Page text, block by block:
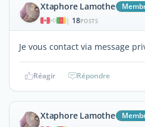
Xtaphore Lamothe
| 18POSTS
Je vous contact via message
Réagir Répondre
Xtaphore Lamothe